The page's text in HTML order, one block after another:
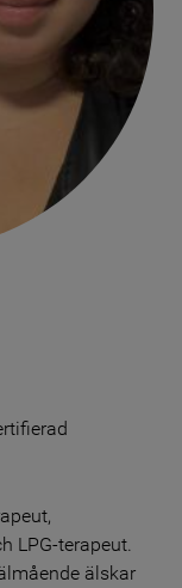
LPG-terapeut.
älskar